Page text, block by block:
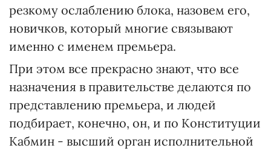
резкому ослаблению блока, назовем его,
новичков, который многие связывают
именно с именем премьера.
При этом все прекрасно знают, что все
назначения в правительстве делаются по
представлению премьера, и людей
подбирает, конечно, он, и по Конституции
Кабмин - высший орган исполнительной